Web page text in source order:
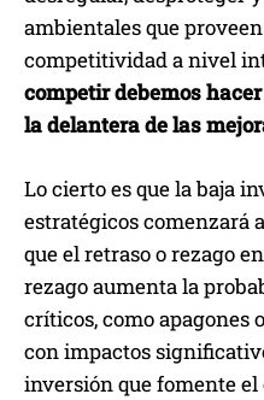
ambientales que
competitividad a nivel
competir debemos
la delantera de las
Lo cierto es que la baja
estratégicos comenzará
que el retraso o rezago
rezago aumenta la
críticos, como apagones
con impactos
inversión que fomente